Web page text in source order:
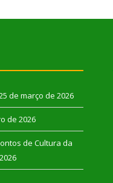
de março de 2026
de 2026
de Cultura da